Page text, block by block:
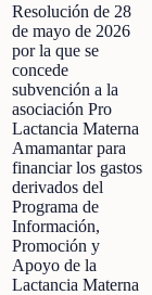
Resolución de 28
de mayo de 2026
por la que se
concede
subvención a la
asociación Pro
Lactancia Materna
Amamantar para
financiar los gastos
derivados del
Programa de
Información,
Promoción y
Apoyo de la
Lactancia Materna